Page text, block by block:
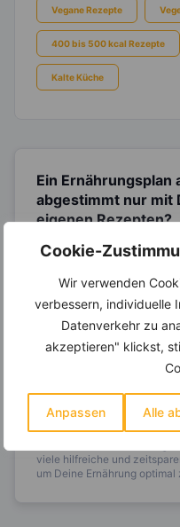
Cookie-
Wir verwenden
verbessern, individuelle
Datenverkehr zu
akzeptieren" klickst,
Anpassen Alle
Vegane Rezepte
400 bis 500 kcal Rezepte
Kalte Küche
Ein Ernährungsplan
abgestimmt nur mit
eigenen Rezepten?
Erstelle Dir Deinen eigenen,
Lieblingsrezepten auf Basis
Know-Hows von
invi
14.000 Rezepte,
Wochenplaner,
Einkaufsliste und
viele hilfreiche und
um Deine Ernährung optimal